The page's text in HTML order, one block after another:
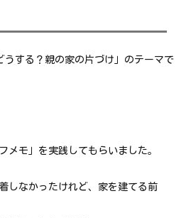
うする？親の家の片づけ」のテーマで
メモ」を実践してもらいました。
しなかったけれど、家を建てる前